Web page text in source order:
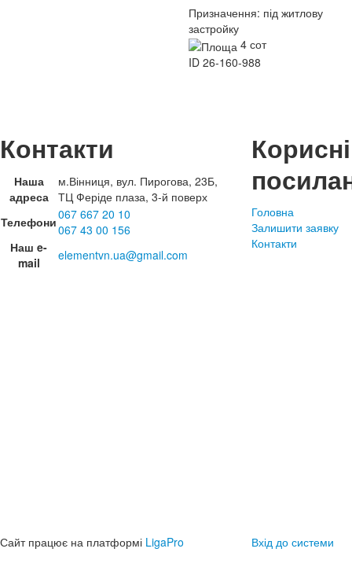
Призначення: під житлову
застройку
4 сот
ID 26-160-988
Контакти
Наша
адреса
м.Вінниця, вул. Пирогова, 23Б,
ТЦ Феріде плаза, 3-й поверх
Телефони067 667 20 10
067 43 00 156
Наш e-
mail
elementvn.ua@gmail.com
Корисні
Головна
Залишити заявку
Контакти
Сайт працює на платформі LigaPro Вхід до системи